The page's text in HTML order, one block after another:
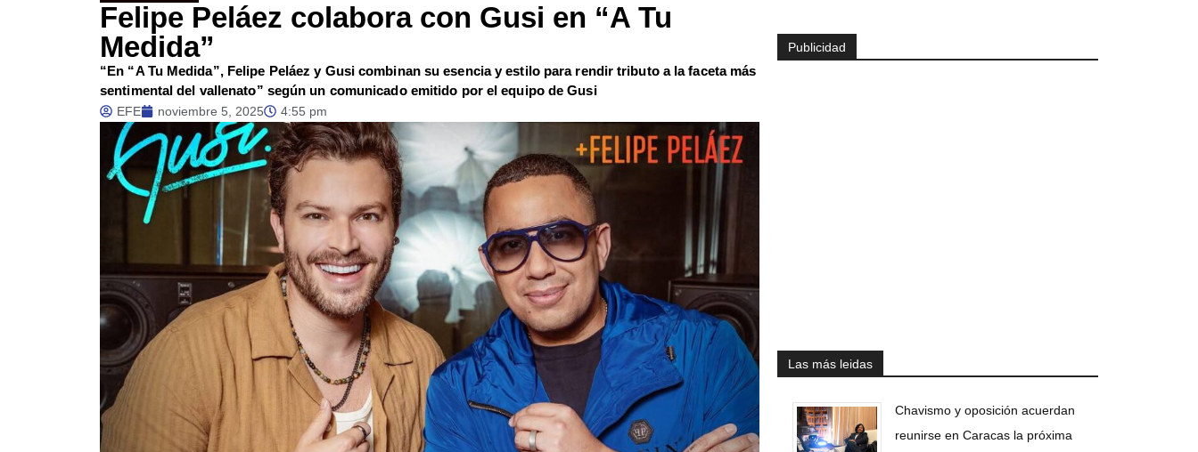
Felipe Peláez colabora con Gusi en “A Tu
Medida”
“En “A Tu Medida”, Felipe Peláez y Gusi combinan su esencia y estilo para rendir tributo a la faceta más
sentimental del vallenato” según un comunicado emitido por el equipo de Gusi
EFE noviembre 5, 2025 4:55 pm
Publicidad
Las más leidas
Chavismo y oposición acuerdan
reunirse en Caracas la próxima